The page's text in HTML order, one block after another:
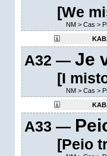
[We
NM> Cas >
A32 — Je
[I
NM> Cas >
A33 —
[Peio